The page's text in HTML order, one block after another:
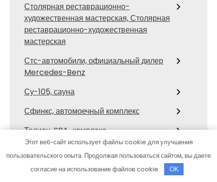
Столярная реставрационно-
художественная мастерская, Столярная
реставрационно-художественная
мастерская
Стс-автомобили, официальный дилер
Mercedes-Benz
Су-105, сауна
Сфинкс, автомоечный комплекс
Талион, SPA-комплекс
Твой, гостинично-развлекательный
Этот веб-сайт использует файлы cookie для улучшения
пользовательского опыта. Продолжая пользоваться сайтом, вы даете
согласие на использование файлов cookie.
OK